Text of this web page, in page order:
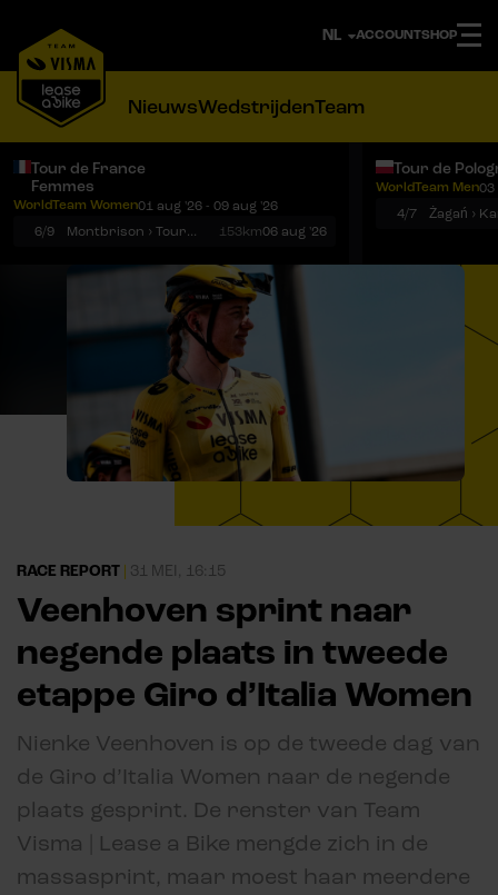
ACCOUNTSHOP
NieuwsWedstrijdenTeam
Tour de France
Femmes
WorldTeam Women01 aug '26 - 09 aug '26
6/9
Montbrison › Tournon-sur-Rhône 153km06 aug '26
Tour de
WorldTeam Men03
4/7
Żagań ›
RACE REPORT 31 MEI, 16:15
Veenhoven sprint naar
negende plaats in tweede
etappe Giro d’Italia Women
Nienke Veenhoven is op de tweede dag van
de Giro d’Italia Women naar de negende
plaats gesprint. De renster van Team
Visma | Lease a Bike mengde zich in de
massasprint, maar moest haar meerdere